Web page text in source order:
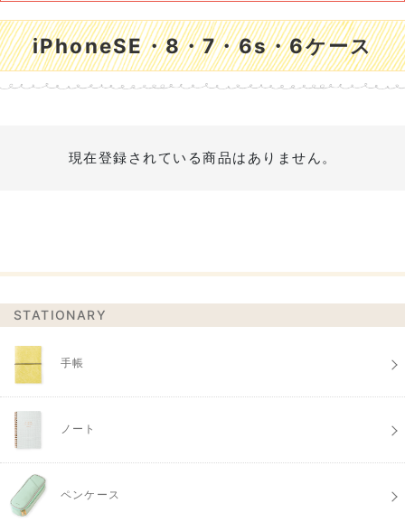
iPhoneSE・8・7・6s・6ケース
現在登録されている商品はありません。
STATIONARY
手帳
ノート
ペンケース